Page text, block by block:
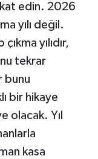
edin. 2026
yılı değil.
yılıdır,
tekrar
bunu
bir hikaye
olacak. Yıl
kasa